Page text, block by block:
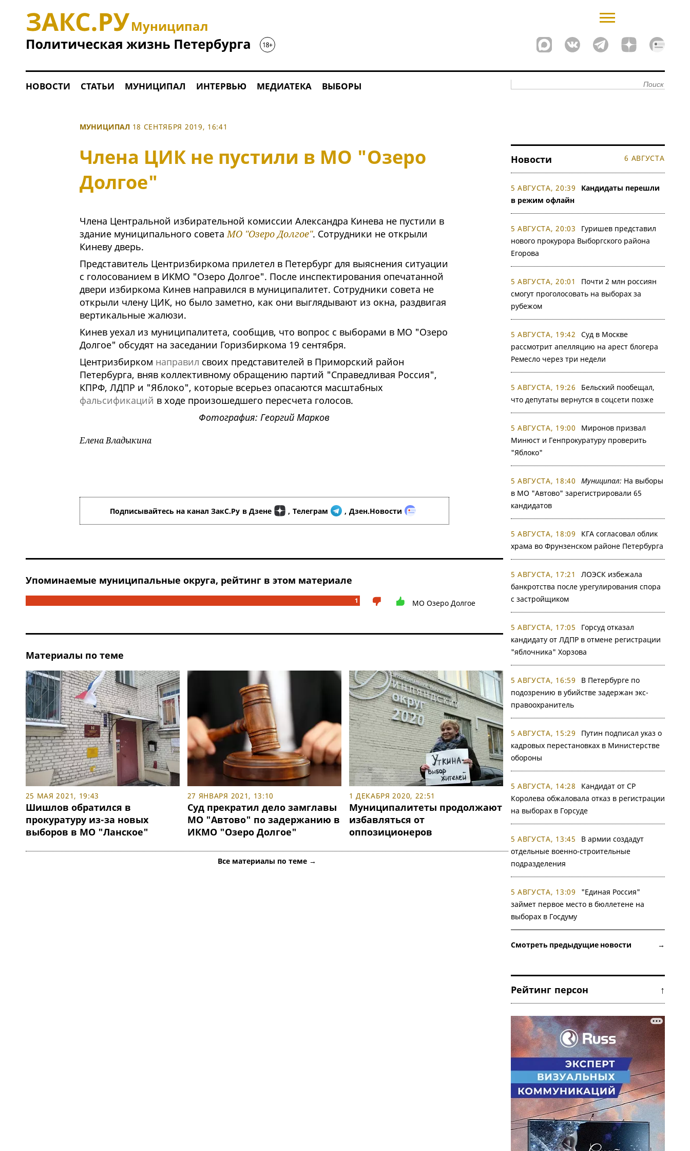
Муниципал
НОВОСТИ СТАТЬИ МУНИЦИПАЛ ИНТЕРВЬЮ МЕДИАТЕКА ВЫБОРЫ
МУНИЦИПАЛ 18 СЕНТЯБРЯ 2019, 16:41
Члена ЦИК не пустили в МО "Озеро
Долгое"
Члена Центральной избирательной комиссии Александра Кинева не пустили в
здание муниципального советаМО "Озеро Долгое". Сотрудники не открыли
Киневу дверь.
Представитель Центризбиркома прилетел в Петербург для выяснения ситуации
с голосованием в ИКМО "Озеро Долгое". После инспектирования опечатанной
двери избиркома Кинев направился в муниципалитет. Сотрудники совета не
открыли члену ЦИК, но было заметно, как они выглядывают из окна, раздвигая
вертикальные жалюзи.
Кинев уехал из муниципалитета, сообщив, что вопрос с выборами в МО "Озеро
Долгое" обсудят на заседании Горизбиркома 19 сентября.
Центризбирком направил своих представителей в Приморский район
Петербурга, вняв коллективному обращению партий "Справедливая Россия",
КПРФ, ЛДПР и "Яблоко", которые всерьез опасаются масштабных
фальсификаций в ходе произошедшего пересчета голосов.
Фотография: Георгий Марков
Елена Владыкина
Подписывайтесь на канал ЗакС.Ру в Дзене , Телеграм , Дзен.Новости
Упоминаемые муниципальные округа, рейтинг в этом материале
1 МО Озеро Долгое
Материалы по теме
25 МАЯ 2021, 19:43
Шишлов обратился в
прокуратуру из-за новых
выборов в МО "Ланское"
27 ЯНВАРЯ 2021, 13:10
Суд прекратил дело замглавы
МО "Автово" по задержанию в
ИКМО "Озеро Долгое"
1 ДЕКАБРЯ 2020, 22:51
Муниципалитеты продолжают
избавляться от
оппозиционеров
Все материалы по теме →
Новости 6 АВГУСТА
5 АВГУСТА, 20:39
Кандидаты перешли
в режим офлайн
5 АВГУСТА, 20:03
Гуришев представил
нового прокурора Выборгского района
Егорова
5 АВГУСТА, 20:01
Почти 2 млн россиян
смогут проголосовать на выборах за
рубежом
5 АВГУСТА, 19:42
Суд в Москве
рассмотрит апелляцию на арест блогера
Ремесло через три недели
5 АВГУСТА, 19:26
Бельский пообещал,
что депутаты вернутся в соцсети позже
5 АВГУСТА, 19:00
Миронов призвал
Минюст и Генпрокуратуру проверить
"Яблоко"
5 АВГУСТА, 18:40 Муниципал: На выборы
в МО "Автово" зарегистрировали 65
кандидатов
5 АВГУСТА, 18:09
КГА согласовал облик
храма во Фрунзенском районе Петербурга
5 АВГУСТА, 17:21
ЛОЭСК избежала
банкротства после урегулирования спора
с застройщиком
5 АВГУСТА, 17:05
Горсуд отказал
кандидату от ЛДПР в отмене регистрации
"яблочника" Хорзова
5 АВГУСТА, 16:59
В Петербурге по
подозрению в убийстве задержан экс-
правоохранитель
5 АВГУСТА, 15:29
Путин подписал указ о
кадровых перестановках в Министерстве
обороны
5 АВГУСТА, 14:28
Кандидат от СР
Королева обжаловала отказ в регистрации
на выборах в Горсуде
5 АВГУСТА, 13:45
В армии создадут
отдельные военно-строительные
подразделения
5 АВГУСТА, 13:09
"Единая Россия"
займет первое место в бюллетене на
выборах в Госдуму
Смотреть предыдущие новости →
Рейтинг персон ↑